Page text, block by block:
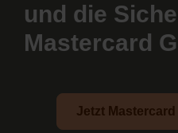
und die
Mastercard
Jetzt